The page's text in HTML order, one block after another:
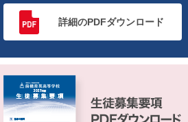
詳細のPDFダウンロード